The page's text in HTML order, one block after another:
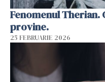
Fenomenul Therian.
provine.
25 FEBRUARIE 2026